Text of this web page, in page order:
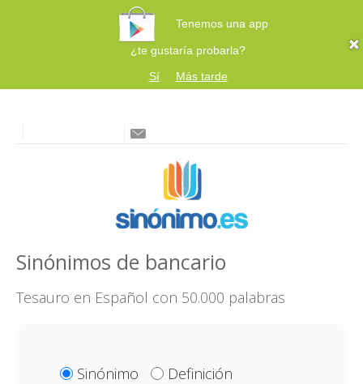
Tenemos una app
¿te gustaría probarla?
Sí
Más tarde
Sinónimos de bancario
Tesauro en Español con 50.000 palabras
Sinónimo
Definición